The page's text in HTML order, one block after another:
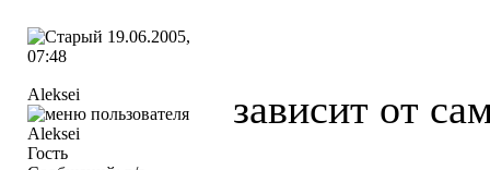
19.06.2005,
07:48
Aleksei
Гость
зависит от